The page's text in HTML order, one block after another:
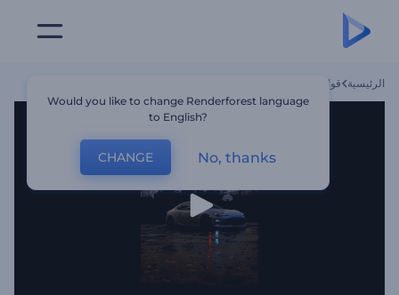
الرئيسية قوالب
Would you like to change Renderforest language
to English?
CHANGE No, thanks